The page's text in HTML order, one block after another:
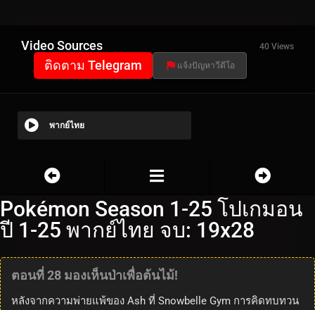
Video Sources 40 Views
ติดตาม Telegram แจ้งปัญหาวีดีโอ
พากย์ไทย
Pokémon Season 1-25 โปเกมอน
ปี 1-25 พากย์ไทย จบ: 19x28
ตอนที่ 28 มองเห็นป่าเพื่อต้นไม้!
หลังจากความพ่ายแพ้ของ Ash ที่ Snowbelle Gym การคิดทบทวน